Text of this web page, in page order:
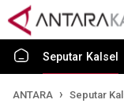
Seputar Kalsel
ANTARA Seputar